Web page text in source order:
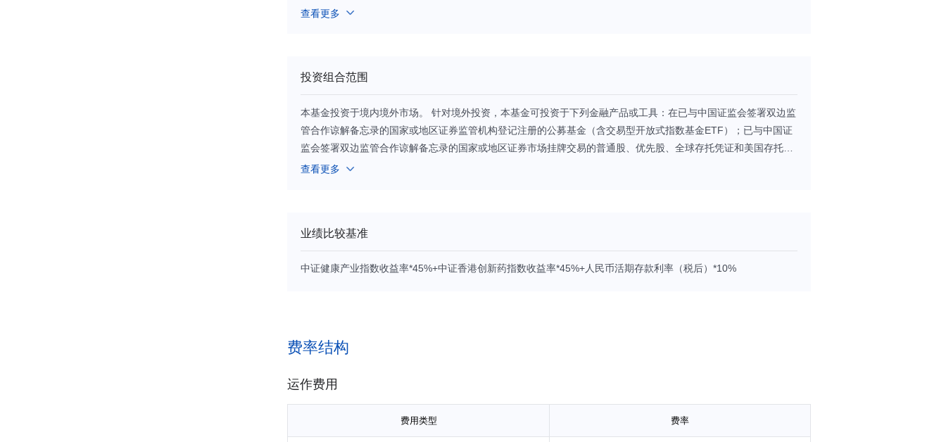
需承担港股通机制下因投资环境、投资标的、市场制度以及交易规则等差异带来的特有风险。
查看更多
投资组合范围
本基金投资于境内境外市场。 针对境外投资，本基金可投资于下列金融产品或工具：在已与中国证监会签署双边监
管合作谅解备忘录的国家或地区证券监管机构登记注册的公募基金（含交易型开放式指数基金ETF）；已与中国证
监会签署双边监管合作谅解备忘录的国家或地区证券市场挂牌交易的普通股、优先股、全球存托凭证和美国存托凭
证、房地产信托凭证；港股通机制下允许买卖的规定范围内的香港联合交易所上市的股票（以下简称“港股通标的股
收益、股权、信用、商品指数、基金等标的物挂钩的结构性投资产品。 针对境内投资，本基金可投资于国内依法发
债券、央行票据、地方政府债券、金融债券、企业债券、公司债券、公开发行的次级债券、可转换债券、可交换债
易、境外正回购交易、逆回购交易。有关证券借贷交易的内容以专门签署的协议约定为准。 股票及存托凭证投资占
资产的80%；本基金投资境外股票的比例不低于基金资产的20%，投资境内股票及境内存托凭证的比例不低于基金
资产的20%；每个交易日日终在扣除需缴纳的交易保证金后，保持不低于基金资产净值5%的现金或者到期日在一
查看更多
业绩比较基准
中证健康产业指数收益率*45%+中证香港创新药指数收益率*45%+人民币活期存款利率（税后）*10%
费率结构
运作费用
费用类型 费率